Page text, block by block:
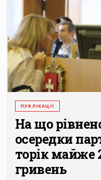
ПУБЛІКАЦІЇ
На що
осередки
торік майже
гривень